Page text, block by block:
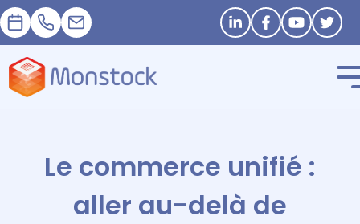
Prendre RDV
+33 1 83 62 25 41
contact@monstock.net Restons connectés
Le commerce unifié :
aller au-delà de